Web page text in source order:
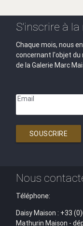
S'inscrire à la
Chaque mois, nous
concernant l'objet du
de la Galerie Marc
Email
SOUSCRIRE
Nous
Téléphone:
Daisy Maison : +33
Mathurin Maison -